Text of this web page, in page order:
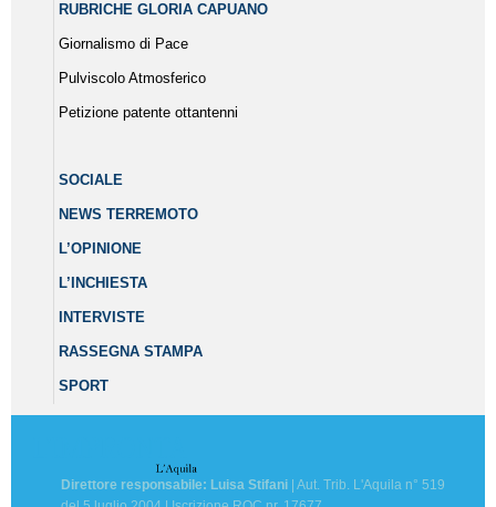
RUBRICHE GLORIA CAPUANO
Giornalismo di Pace
Pulviscolo Atmosferico
Petizione patente ottantenni
SOCIALE
NEWS TERREMOTO
L’OPINIONE
L’INCHIESTA
INTERVISTE
RASSEGNA STAMPA
SPORT
Direttore responsabile: Luisa Stifani | Aut. Trib. L'Aquila n° 519